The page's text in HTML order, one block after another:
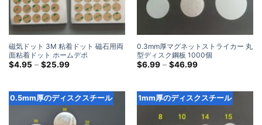
磁気ドット 3M 粘着ドット 磁石用両
面粘着ドット ホームデポ
$4.95 – $25.99価
を
通
て
0.3mm厚マグネットストライカー 丸
型ディスク鋼板 1000個
$6.99 – $46.99価
を
通
て
0.5mm厚のディスクスチール 1mm厚のディスクスチール